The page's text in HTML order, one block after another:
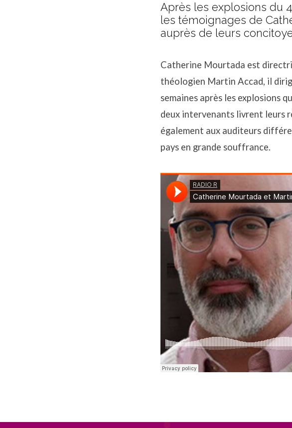
Après les explosions du
les témoignages de
auprès de leurs
Catherine Mourtada est
théologien Martin Accad, il
semaines après les explosions
deux intervenants livrent leurs
également aux auditeurs
pays en grande souffrance.